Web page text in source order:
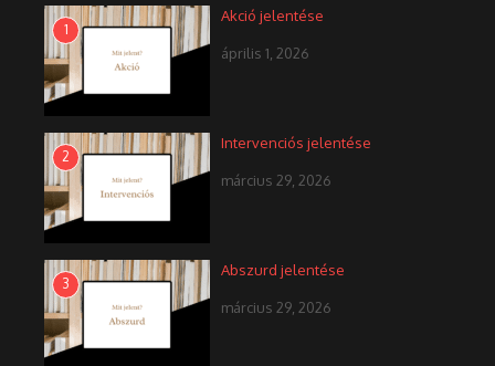
1
Akció jelentése
április 1, 2026
2
Intervenciós jelentése
március 29, 2026
3
Abszurd jelentése
március 29, 2026